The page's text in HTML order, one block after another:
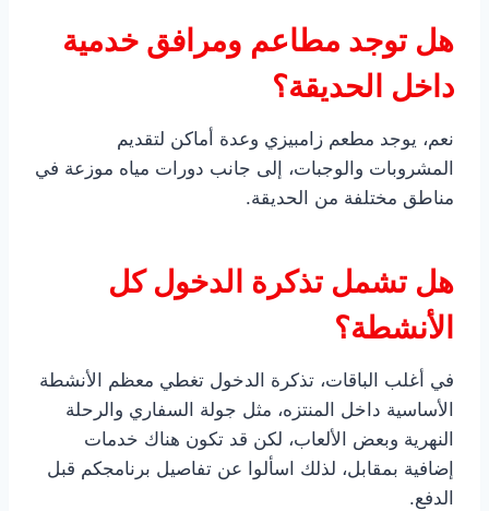
هل توجد مطاعم ومرافق خدمية
داخل الحديقة؟
نعم، يوجد مطعم زامبيزي وعدة أماكن لتقديم
المشروبات والوجبات، إلى جانب دورات مياه موزعة في
مناطق مختلفة من الحديقة.
هل تشمل تذكرة الدخول كل
الأنشطة؟
في أغلب الباقات، تذكرة الدخول تغطي معظم الأنشطة
الأساسية داخل المنتزه، مثل جولة السفاري والرحلة
النهرية وبعض الألعاب، لكن قد تكون هناك خدمات
إضافية بمقابل، لذلك اسألوا عن تفاصيل برنامجكم قبل
الدفع.